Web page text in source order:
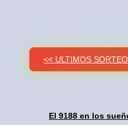
<< ULTIMOS
El 9188 en los